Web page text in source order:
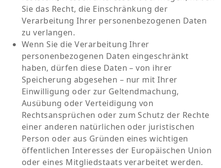
Sie das Recht, die Einschränkung der
Verarbeitung Ihrer personenbezogenen Daten
zu verlangen.
Wenn Sie die Verarbeitung Ihrer
personenbezogenen Daten eingeschränkt
haben, dürfen diese Daten – von ihrer
Speicherung abgesehen – nur mit Ihrer
Einwilligung oder zur Geltendmachung,
Ausübung oder Verteidigung von
Rechtsansprüchen oder zum Schutz der Rechte
einer anderen natürlichen oder juristischen
Person oder aus Gründen eines wichtigen
öffentlichen Interesses der Europäischen Union
oder eines Mitgliedstaats verarbeitet werden.